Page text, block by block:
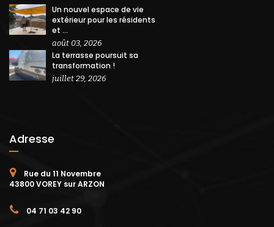
Un nouvel espace de vie
extérieur pour les résidents
et ...
août 03, 2026
La terrasse poursuit sa
transformation !
juillet 29, 2026
Adresse
Rue du 11 Novembre
43800 VOREY sur ARZON
04 71 03 42 90